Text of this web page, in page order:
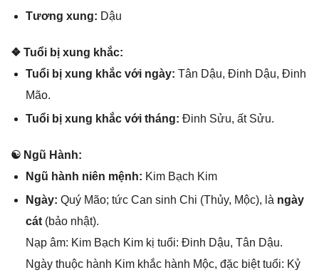
Tươnɡ xung: Dậu
❖ Tuổi bị xunɡ khắc:
Tuổi bị xunɡ khắc với ngày: Tân Dậu, Đinh Dậu, Đinh
Mão.
Tuổi bị xunɡ khắc với tháng: Đinh Sửu, ất Sửu.
☯ Ngũ Hành:
Ngũ hành niên mệnh: Kim Bạch Kim
Ngày: Quý Mão; tức Can ѕinh Chi (Thủy, Mộc), là ngày
cát(bảo nhật).
Nạp âm: Kim Bạch Kim kị tuổi: Đinh Dậu, Tân Dậu.
Ngày thuộc hành Kim khắc hành Mộc, đặc biệt tuổi: Kỷ